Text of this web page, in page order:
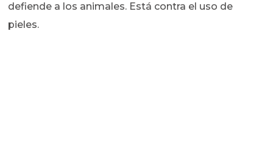
defiende a los animales. Está contra el uso de
pieles.